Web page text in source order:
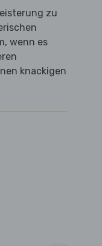
zu
wenn es
knackigen